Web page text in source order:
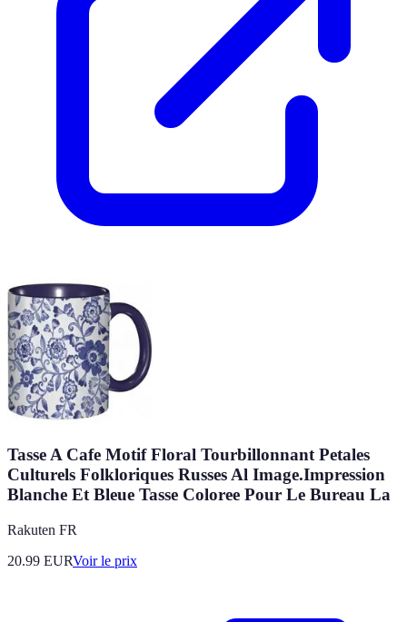
Tasse A Cafe Motif Floral Tourbillonnant Petales
Culturels Folkloriques Russes Al Image.Impression
Blanche Et Bleue Tasse Coloree Pour Le Bureau La
Rakuten FR
20.99 EURVoir le prix